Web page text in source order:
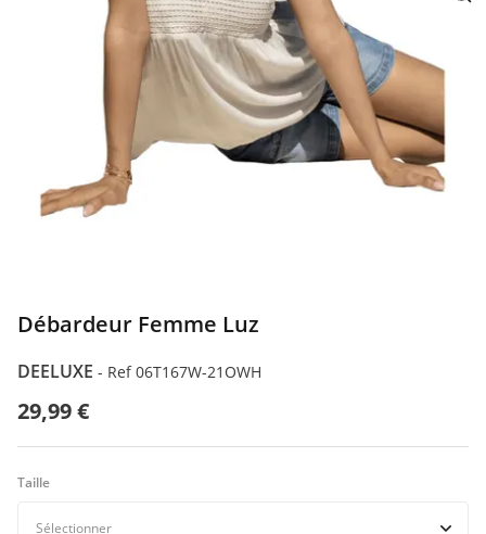
Débardeur Femme Luz
DEELUXE - Ref 06T167W-21OWH
29,99 €
Taille